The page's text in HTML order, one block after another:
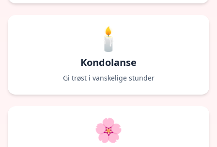
🕯
Kondolanse
Gi trøst i vanskelige stunder
🌸